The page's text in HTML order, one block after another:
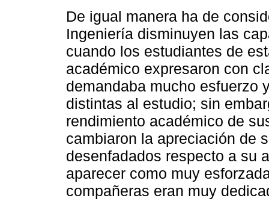
De igual manera ha de
Ingeniería disminuyen las
cuando los estudiantes de
académico expresaron con
demandaba mucho esfuerzo
distintas al estudio; sin
rendimiento académico de
cambiaron la apreciación de
desenfadados respecto a su
aparecer como muy
compañeras eran muy